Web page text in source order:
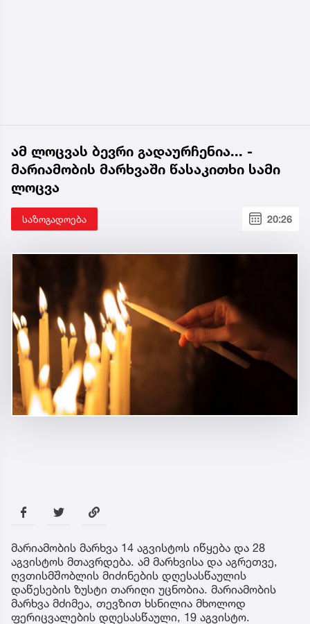
ამ ლოცვას ბევრი გადაურჩენია... -
მარიამობის მარხვაში წასაკითხი სამი
ლოცვა
საზოგადოება 20:26
მარიამობის მარხვა 14 აგვისტოს იწყება და 28
აგვისტოს მთავრდება. ამ მარხვისა და აგრეთვე,
ღვთისმშობლის მიძინების დღესასწაულის
დაწესების ზუსტი თარიღი უცნობია. მარიამობის
მარხვა მძიმეა, თევზით ხსნილია მხოლოდ
ფერიცვალების დღესასწაული, 19 აგვისტო.